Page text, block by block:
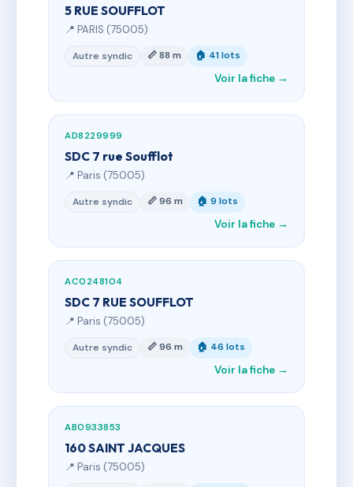
5 RUE SOUFFLOT
📍 PARIS (75005)
Autre syndic 📏 88 m 🏠 41 lots
Voir la fiche →
AD8229999
SDC 7 rue Soufflot
📍 Paris (75005)
Autre syndic 📏 96 m 🏠 9 lots
Voir la fiche →
AC0248104
SDC 7 RUE SOUFFLOT
📍 Paris (75005)
Autre syndic 📏 96 m 🏠 46 lots
Voir la fiche →
AB0933853
160 SAINT JACQUES
📍 Paris (75005)